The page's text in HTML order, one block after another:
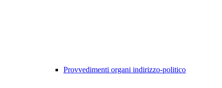
Provvedimenti organi indirizzo-politico